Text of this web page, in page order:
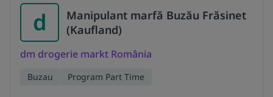
d
Manipulant marfă Buzău Frăsinet
(Kaufland)
dm drogerie markt România
Buzau Program Part Time